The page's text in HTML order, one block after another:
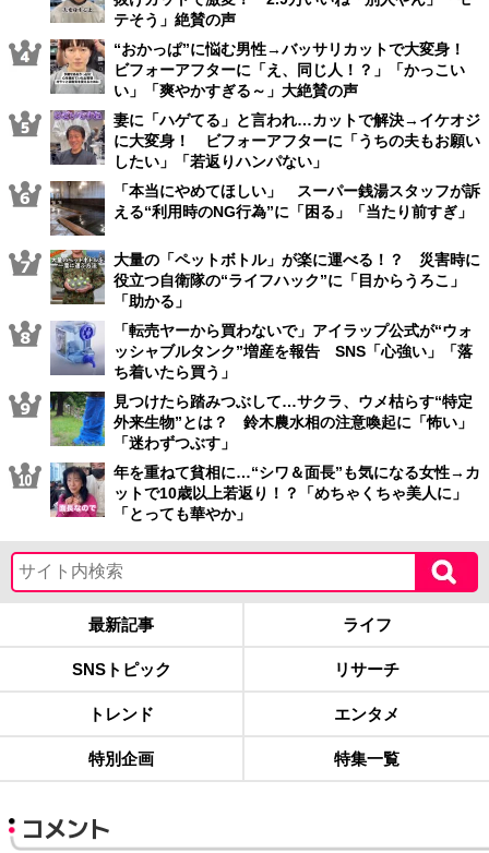
テそう」絶賛の声
“おかっぱ”に悩む男性→バッサリカットで大変身！
ビフォーアフターに「え、同じ人！？」「かっこい
い」「爽やかすぎる～」大絶賛の声
妻に「ハゲてる」と言われ…カットで解決→イケオジ
に大変身！ ビフォーアフターに「うちの夫もお願い
したい」「若返りハンパない」
「本当にやめてほしい」 スーパー銭湯スタッフが訴
える“利用時のNG行為”に「困る」「当たり前すぎ」
大量の「ペットボトル」が楽に運べる！？ 災害時に
役立つ自衛隊の“ライフハック”に「目からうろこ」
「助かる」
「転売ヤーから買わないで」アイラップ公式が“ウォ
ッシャブルタンク”増産を報告 SNS「心強い」「落
ち着いたら買う」
見つけたら踏みつぶして…サクラ、ウメ枯らす“特定
外来生物”とは？ 鈴木農水相の注意喚起に「怖い」
「迷わずつぶす」
年を重ねて貧相に…“シワ＆面長”も気になる女性→カ
ットで10歳以上若返り！？「めちゃくちゃ美人に」
「とっても華やか」
最新記事 ライフ
SNSトピック リサーチ
トレンド エンタメ
特別企画 特集一覧
コメント